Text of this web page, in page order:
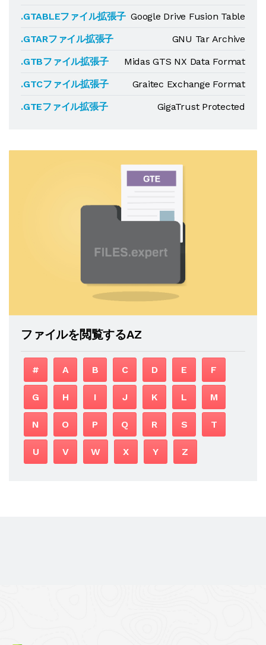
.GTABLEファイル拡張子 Google Drive Fusion Table
.GTARファイル拡張子
GNU Tar Archive
.GTBファイル拡張子
Midas GTS NX Data Format
.GTCファイル拡張子
Graitec Exchange Format
.GTEファイル拡張子
GigaTrust Protected
ファイルを閲覧するAZ
# A B C D E F
G H I J K L M
N O P Q R S T
U V W X Y Z